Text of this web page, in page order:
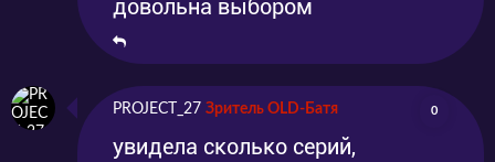
довольна выбором
PROJECT_27 Зритель OLD-Батя 0
увидела сколько серий,